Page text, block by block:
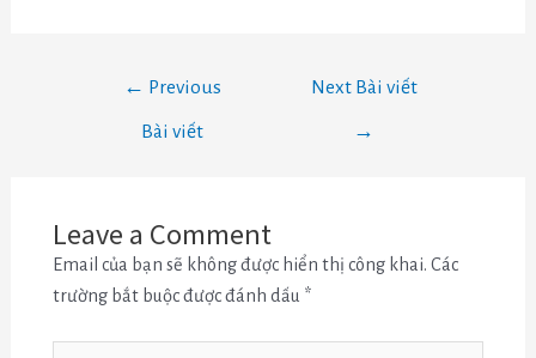
← Previous
Bài viết
Next Bài viết
→
Leave a Comment
Email của bạn sẽ không được hiển thị công khai. Các
trường bắt buộc được đánh dấu *